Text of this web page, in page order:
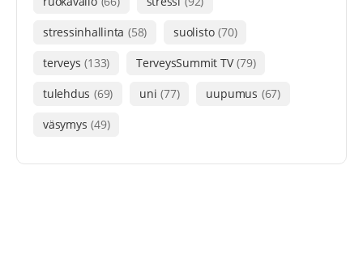
stressinhallinta (58) suolisto (70)
terveys (133) TerveysSummit TV (79)
tulehdus (69) uni (77) uupumus (67)
väsymys (49)